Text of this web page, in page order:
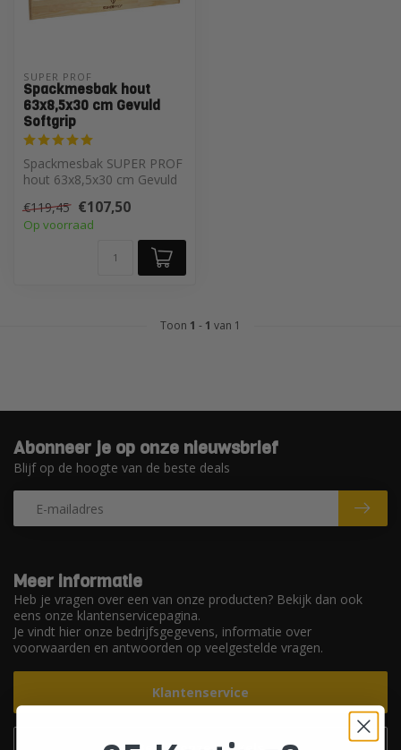
SUPER PROF
Spackmesbak hout
63x8,5x30 cm Gevuld
Softgrip
Spackmesbak SUPER PROF
hout 63x8,5x30 cm Gevuld
€119,45 €107,50
Op voorraad
Toon 1 - 1 van 1
Meer informatie
Heb je vragen over een van onze producten? Bekijk dan ook
eens onze klantenservicepagina.
Je vindt hier onze bedrijfsgegevens, informatie over
voorwaarden en antwoorden op veelgestelde vragen.
Klantenservice
Abonneer je op onze nieuwsbrief
Blijf op de hoogte van de beste deals